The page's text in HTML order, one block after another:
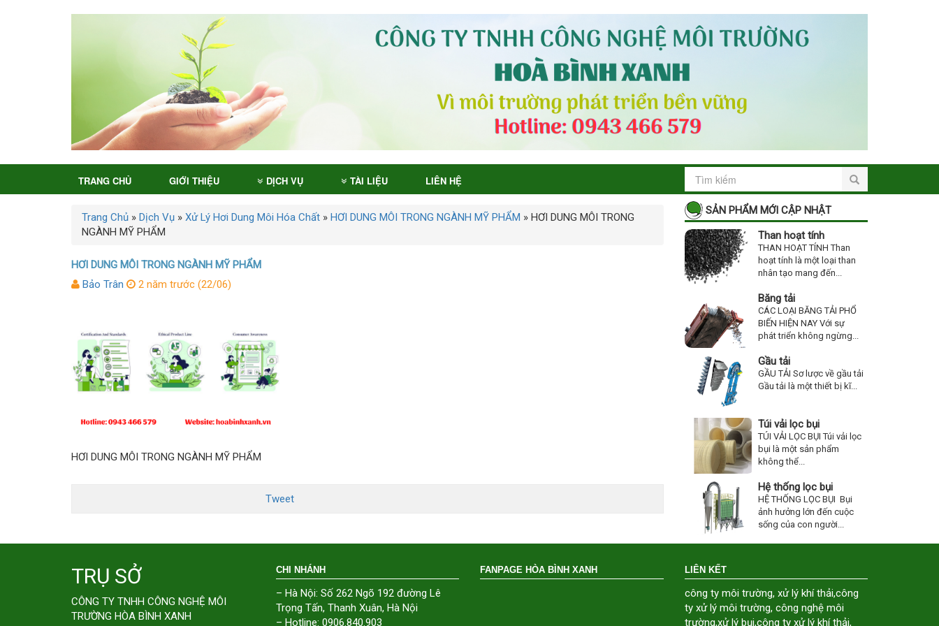
TRANG CHỦ GIỚI THIỆU DỊCH VỤ TÀI LIỆU LIÊN HỆ
Trang Chủ » Dịch Vụ » Xử Lý Hơi Dung Môi Hóa Chất » HƠI DUNG MÔI TRONG NGÀNH MỸ PHẨM » HƠI DUNG MÔI TRONG
NGÀNH MỸ PHẨM
HƠI DUNG MÔI TRONG NGÀNH MỸ PHẨM
Bảo Trân
2 năm trước (22/06)
HƠI DUNG MÔI TRONG NGÀNH MỸ PHẨM
Tweet
SẢN PHẨM MỚI CẬP NHẬT
Than hoạt tính
THAN HOẠT TÍNH Than
hoạt tính là một loại than
nhân tạo mang đến...
Băng tải
CÁC LOẠI BĂNG TẢI PHỔ
BIẾN HIỆN NAY Với sự
phát triển không ngừng...
Gầu tải
GẦU TẢI Sơ lược về gầu tải
Gầu tải là một thiết bị kĩ...
Túi vải lọc bụi
TÚI VẢI LỌC BỤI Túi vải lọc
bụi là một sản phẩm
không thể...
Hệ thống lọc bụi
HỆ THỐNG LỌC BỤI Bụi
ảnh hưởng lớn đến cuộc
sống của con người...
TRỤ SỞ
CÔNG TY TNHH CÔNG NGHỆ MÔI
TRƯỜNG HÒA BÌNH XANH
CHI NHÁNH
– Hà Nội: Số 262 Ngõ 192 đường Lê
Trọng Tấn, Thanh Xuân, Hà Nội
– Hotline: 0906.840.903
FANPAGE HÒA BÌNH XANH LIÊN KẾT
công ty môi trường, xử lý khí thải,công
ty xử lý môi trường, công nghệ môi
trường,xử lý bụi,công ty xử lý khí thải,